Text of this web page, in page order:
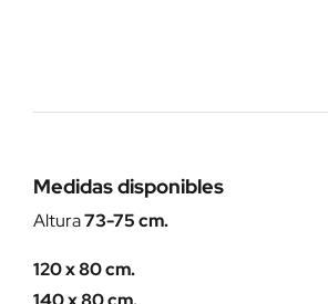
Medidas disponibles
Altura73-75 cm.
120 x 80 cm.